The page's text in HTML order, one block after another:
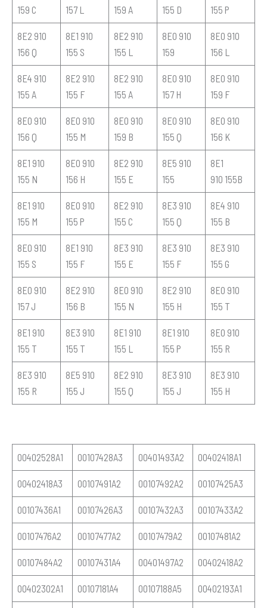
159 C
157 L
159 A
155 D
155 P
8E2 910
156 Q
8E1 910
155 S
8E2 910
155 L
8E0 910
159
8E0 910
156 L
8E4 910
155 A
8E2 910
155 F
8E2 910
155 A
8E0 910
157 H
8E0 910
159 F
8E0 910
156 Q
8E0 910
155 M
8E0 910
159 B
8E0 910
155 Q
8E0 910
156 K
8E1 910
155 N
8E0 910
156 H
8E2 910
155 E
8E5 910
155
8E1
910 155B
8E1 910
155 M
8E0 910
155 P
8E2 910
155 C
8E3 910
155 Q
8E4 910
155 B
8E0 910
155 S
8E1 910
155 F
8E3 910
155 E
8E3 910
155 F
8E3 910
155 G
8E0 910
157 J
8E2 910
156 B
8E0 910
155 N
8E2 910
155 H
8E0 910
155 T
8E1 910
155 T
8E3 910
155 T
8E1 910
155 L
8E1 910
155 P
8E0 910
155 R
8E3 910
155 R
8E5 910
155 J
8E2 910
155 Q
8E3 910
155 J
8E3 910
155 H
00402528A1 00107428A3 00401493A2 00402418A1
00402418A3 00107491A2 00107492A2 00107425A3
00107436A1 00107426A3 00107432A3 00107433A2
00107476A2 00107477A2 00107479A2 00107481A2
00107484A2 00107431A4 00401497A2 00402418A2
00402302A1 00107181A4 00107188A5 00402193A1